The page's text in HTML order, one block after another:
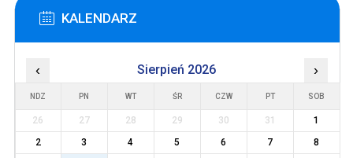
KALENDARZ
‹ Sierpień 2026 ›
NDZ PN WT ŚR CZW PT SOB
26 27 28 29 30 31
1
2
3 4 5 6 7
8